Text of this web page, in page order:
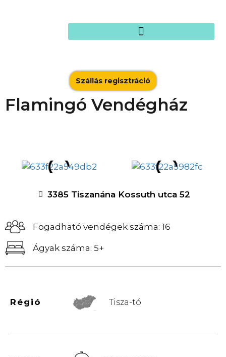
Szállás regisztráció
Flamingó Vendégház
3385 Tiszanána Kossuth utca 52
Fogadható vendégek száma: 16
Ágyak száma: 5+
Régió Tisza-tó